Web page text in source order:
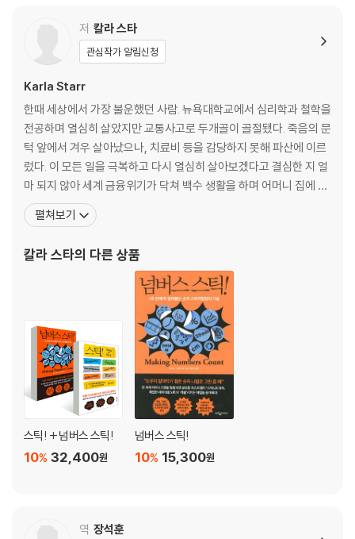
아무것도 안 해도 된다, 그저 가까이에만 있어라
연결이 행운을 불러온다
우리는 옳은 것이 아니라 옳다고 여기는 것을 한다
나는 제대로 된 결정을 내렸다는 착각
*부자 부모나 인맥이 없는 당신에게
3장. 일단은 첫인상
-첫인상에서 출발해 행운을 잡기까지
얼굴에서 우리가 읽어내는 것들
압도적인 분위기를 풍기는 얼굴과 인상은 따로 있다
*자신의 존재감을 드러내고 싶은 당신에게
4장. 행운의 여신도 아름다움을 사랑하지만
-아름다운 외모 이상의 매력을 만드는 기술
매력은 어디에서 결정될까
외모도 강력한 무기이자 자산이다
인생은 원래 불공평한 것이다
우리 모두는 매력적인 사람에게 끌린다
나라고 왜 안 되겠는가? 내가 할 수 있는 것을 찾아라
*자신만의 매력을 찾고자 하는 당신에게
-자신감을 통해 원하는 것을 얻는 법
저 칼라 스타
관심작가 알림신청
Karla Starr
한때 세상에서 가장 불운했던 사람. 뉴욕대학교에서 심리학과 철학을
전공하며 열심히 살았지만 교통사고로 두개골이 골절됐다. 죽음의 문
턱 앞에서 겨우 살아났으나, 치료비 등을 감당하지 못해 파산에 이르
렀다. 이 모든 일을 극복하고 다시 열심히 살아보겠다고 결심한 지 얼
마 되지 않아 세계 금융위기가 닥쳐 백수 생활을 하며 어머니 집에 얹
혀사는 ‘캥거루족’이 되었다. 우울증에 시달리던 저자는 “나는 왜 이
렇게 불운한 걸까”라는 의문을 던지고 답을 찾기 위해 많은 사람을 인
했다. 그리고 마침내 행운의 원리를 발견하게 되었다.
펼쳐보기
칼라 스타의 다른 상품
스틱! + 넘버스 스틱!
32,400원
10%
넘버스 스틱!
15,300원
10%
역 장석훈